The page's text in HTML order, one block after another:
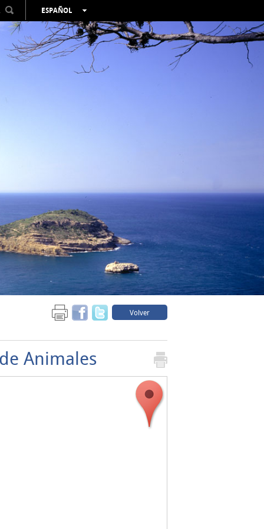
ESPAÑOL
VALENCIÀ
ENGLISH
FRANÇAIS
Volver
Animales